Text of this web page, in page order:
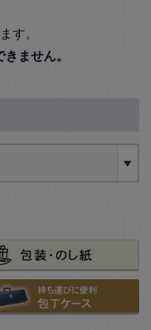
す。
ません。